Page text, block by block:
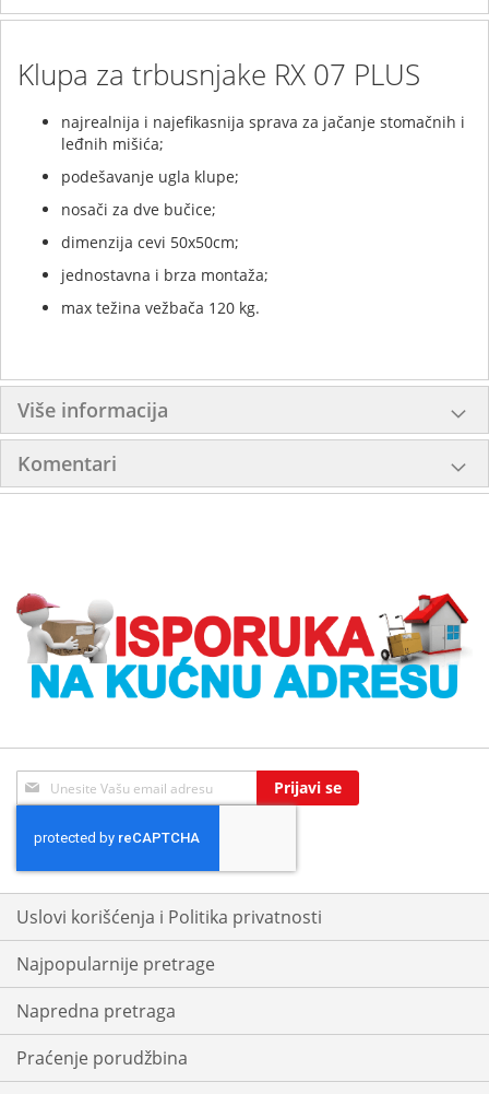
Klupa za trbusnjake RX 07 PLUS
najrealnija i najefikasnija sprava za jačanje stomačnih i
leđnih mišića;
podešavanje ugla klupe;
nosači za dve bučice;
dimenzija cevi 50x50cm;
jednostavna i brza montaža;
max težina vežbača 120 kg.
Više informacija
Komentari
Sign
Up
Our
Newsletter:
Prijavi se
Uslovi korišćenja i Politika privatnosti
Najpopularnije pretrage
Napredna pretraga
Praćenje porudžbina